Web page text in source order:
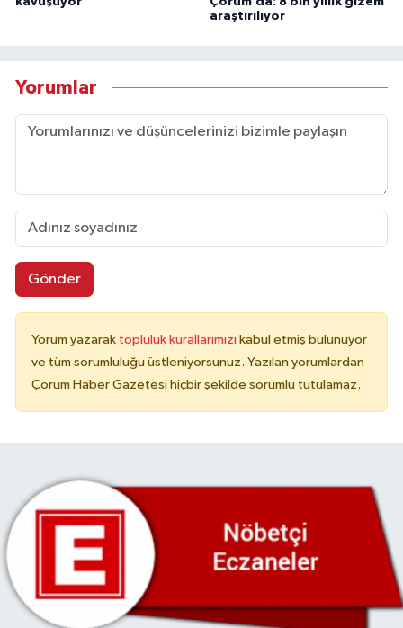
araştırılıyor
Yorumlar
Gönder
Yorum yazarak topluluk kurallarımızı kabul etmiş bulunuyor
ve tüm sorumluluğu üstleniyorsunuz. Yazılan yorumlardan
Çorum Haber Gazetesi hiçbir şekilde sorumlu tutulamaz.